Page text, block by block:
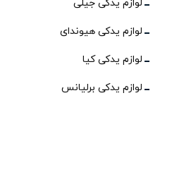
لوازم یدکی جیلی
لوازم یدکی هیوندای
لوازم یدکی کیا
لوازم یدکی برلیانس